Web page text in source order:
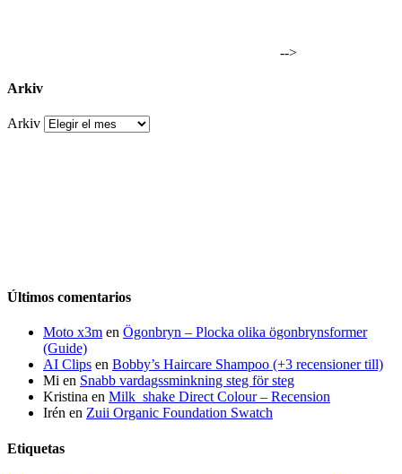
-->
Arkiv
Arkiv
Últimos comentarios
Moto x3m en Ögonbryn – Plocka olika ögonbrynsformer
(Guide)
AI Clips en Bobby’s Haircare Shampoo (+3 recensioner till)
Mi en Snabb vardagssminkning steg för steg
Kristina en Milk_shake Direct Colour – Recension
Irén en Zuii Organic Foundation Swatch
Etiquetas